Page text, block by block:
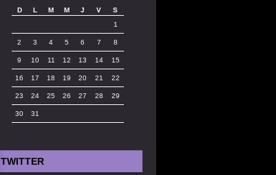
D L M M J V
S
1
2 3 4 5 6 7 8
9 10 11 12 13 14 15
16 17 18 19 20 21 22
23 24 25 26 27 28 29
30 31
TWITTER